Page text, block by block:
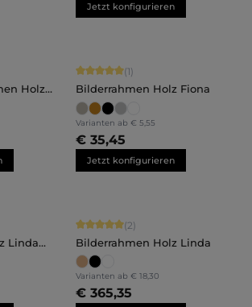
Jetzt konfigurieren
Holz
Durchschnittliche Bewertung von 5
(1)
Bilderrahmen Holz Fiona
Varianten ab € 5,55
€ 35,45
Jetzt konfigurieren
von 5 von 5 Sternen
Linda
Durchschnittliche Bewertung von 5
(2)
Bilderrahmen Holz Linda
Varianten ab € 18,30
€ 365,35